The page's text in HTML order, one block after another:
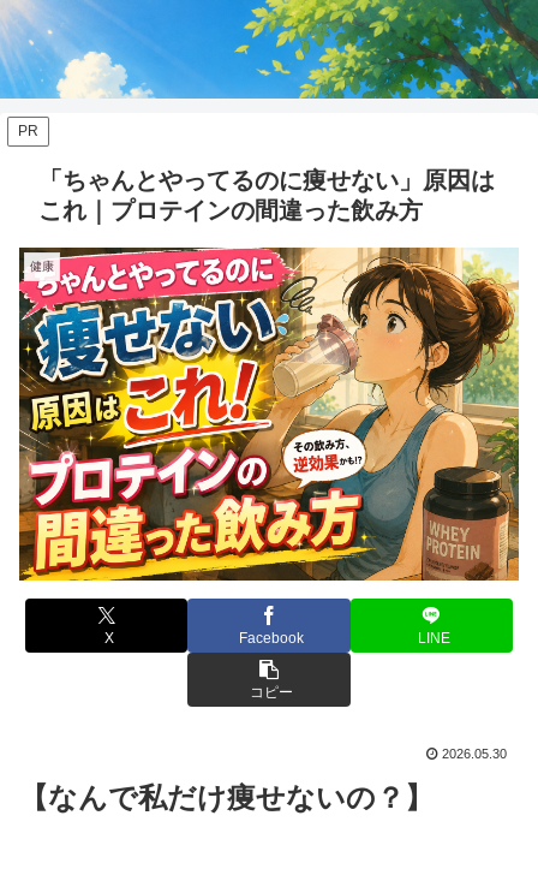
PR
「ちゃんとやってるのに痩せない」原因は
これ｜プロテインの間違った飲み方
健康
X Facebook LINE
コピー
2026.05.30
【なんで私だけ痩せないの？】